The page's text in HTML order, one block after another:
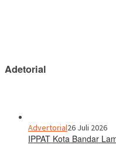
Adetorial
Advertorial26 Juli 2026
IPPAT Kota Bandar